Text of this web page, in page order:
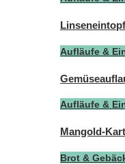
Linseneintopf
Aufläufe &
Aufläufe &
Mangold-
Brot &